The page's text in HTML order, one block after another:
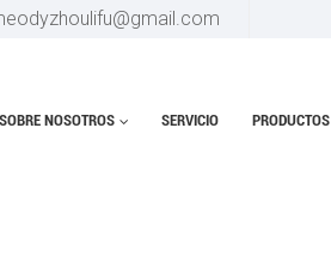
SOBRE NOSOTROS SERVICIO PRODUCTOS